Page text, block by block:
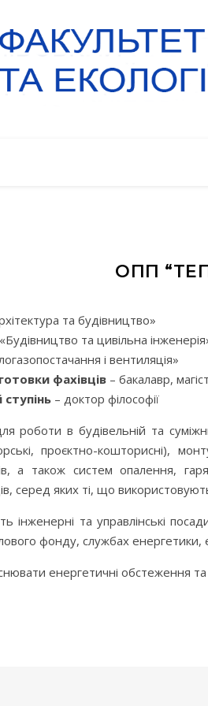
ОПП
та будівництво»
та цивільна
і вентиляція»
фахівців – бакалавр,
– доктор філософії
роботи в будівельній та
проєктно-кошторисні),
а також систем опалення,
серед яких ті, що
інженерні та управлінські
фонду, службах енергетики,
енергетичні обстеження